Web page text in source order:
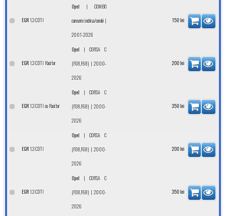
EGR 1.3 CDTI
Opel |COMBO
caroserie inchisa/combi |
2001-2026
150 lei
EGR 1.3 CDTI Racitor
Opel |CORSA C
(F08,F68) | 2000-
2026
200 lei
EGR 1.3 CDTI cu Racitor
Opel |CORSA C
(F08,F68) | 2000-
2026
350 lei
EGR 1.3 CDTI
Opel |CORSA C
(F08,F68) | 2000-
2026
200 lei
EGR 1.3 CDTI
Opel |CORSA C
(F08,F68) | 2000-
2026
350 lei